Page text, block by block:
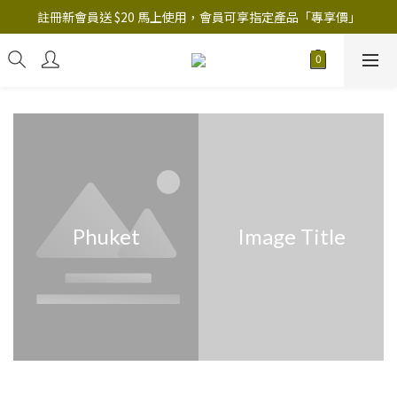
註冊新會員送 $20 馬上使用，會員可享指定產品「​專享價」
註冊新會員送 $20 馬上使用，會員可享指定產品「​專享價」
B.Y.O.B Mask Collection 任選優惠: 4件9折
Phuket Image Title